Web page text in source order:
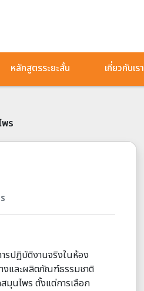
หลักสูตรระยะสั้น เกี่ยวกับเรา
ร
ปฏิบัติงานจริงในห้อง
งและผลิตภัณฑ์ธรรมชาติ
นไพร ตั้งแต่การเลือก